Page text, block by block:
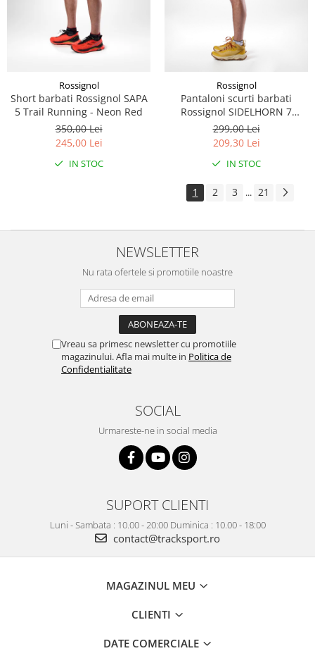
Rossignol
Short barbati Rossignol SAPA
5 Trail Running - Neon Red
350,00 Lei
245,00 Lei
IN STOC
Rossignol
Pantaloni scurti barbati
Rossignol SIDELHORN 7
Dazzle Blue
299,00 Lei
209,30 Lei
IN STOC
1 2 3 ... 21
NEWSLETTER
Nu rata ofertele si promotiile noastre
Vreau sa primesc newsletter cu promotiile
magazinului. Afla mai multe in Politica de
Confidentialitate
SOCIAL
Urmareste-ne in social media
SUPORT CLIENTI
Luni - Sambata : 10.00 - 20:00 Duminica : 10.00 - 18:00
contact@tracksport.ro
MAGAZINUL MEU
CLIENTI
DATE COMERCIALE